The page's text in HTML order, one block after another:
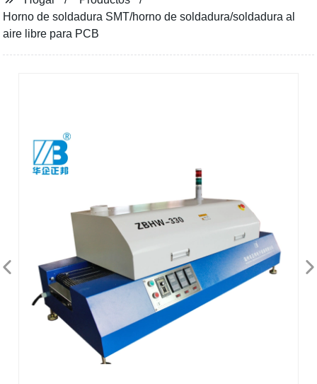
Horno de soldadura SMT/horno de soldadura/soldadura al
aire libre para PCB